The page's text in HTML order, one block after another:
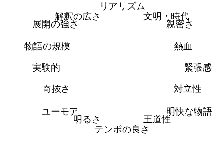
リアリズム
文明・時代
親密さ
熱血
緊張感
対立性
明快な物語
王道性
テンポの良さ
明るさ
ユーモア
奇抜さ
実験的
物語の規模
展開の強さ
解釈の広さ